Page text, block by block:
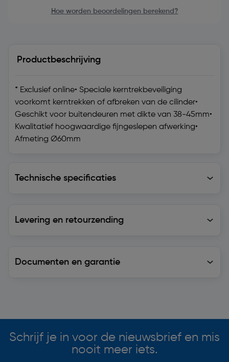
Hoe worden beoordelingen berekend?
Productbeschrijving
* Exclusief online• Speciale kerntrekbeveiliging
voorkomt kerntrekken of afbreken van de cilinder•
Geschikt voor buitendeuren met dikte van 38-45mm•
Kwalitatief hoogwaardige fijngeslepen afwerking•
Afmeting Ø60mm
Technische specificaties
Levering en retourzending
Documenten en garantie
Schrijf je in voor de nieuwsbrief en mis
nooit meer iets.